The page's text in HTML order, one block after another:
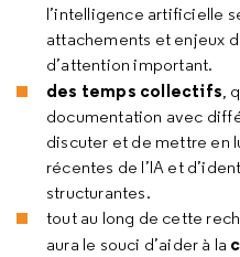
l’intelligence artificielle
attachements et enjeux
d’attention important.
des temps collectifs,
documentation avec
discuter et de mettre en
récentes de l’IA et
structurantes.
tout au long de cette
aura le souci d’aider à la